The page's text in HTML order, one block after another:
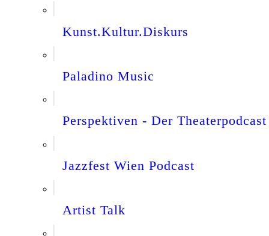
Kunst.Kultur.Diskurs
Paladino Music
Perspektiven - Der Theaterpodcast
Jazzfest Wien Podcast
Artist Talk